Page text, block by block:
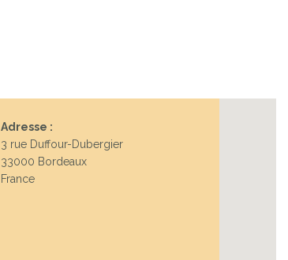
Adresse :
3 rue Duffour-Dubergier
33000 Bordeaux
France